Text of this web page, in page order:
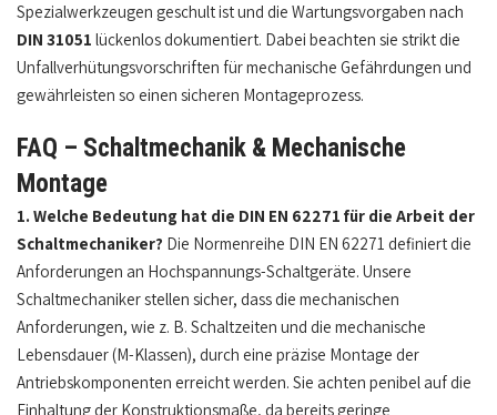
Spezialwerkzeugen geschult ist und die Wartungsvorgaben nach
DIN 31051 lückenlos dokumentiert. Dabei beachten sie strikt die
Unfallverhütungsvorschriften für mechanische Gefährdungen und
gewährleisten so einen sicheren Montageprozess.
FAQ – Schaltmechanik & Mechanische
Montage
1. Welche Bedeutung hat die DIN EN 62271 für die Arbeit der
Schaltmechaniker? Die Normenreihe DIN EN 62271 definiert die
Anforderungen an Hochspannungs-Schaltgeräte. Unsere
Schaltmechaniker stellen sicher, dass die mechanischen
Anforderungen, wie z. B. Schaltzeiten und die mechanische
Lebensdauer (M-Klassen), durch eine präzise Montage der
Antriebskomponenten erreicht werden. Sie achten penibel auf die
Einhaltung der Konstruktionsmaße, da bereits geringe